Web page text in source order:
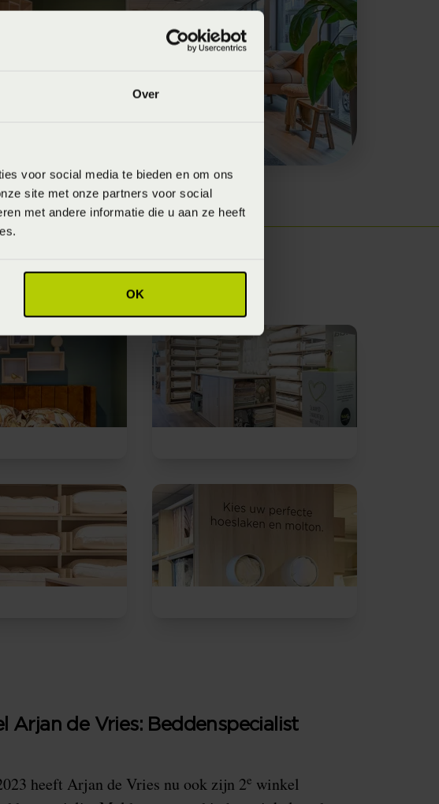
Over
voor social media te bieden en om ons
site met onze partners voor social
met andere informatie die u aan ze heeft
OK
Arjan de Vries: Beddenspecialist
heeft Arjan de Vries nu ook zijn 2e winkel